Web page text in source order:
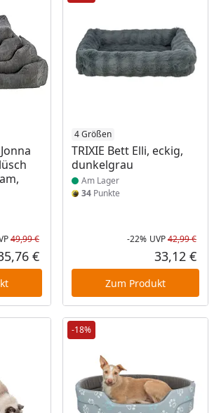
Rabatt in Prozent
Ursprünglicher Preis
49,99 €
Aktueller Preis
€
4 Größen
TRIXIE Bett Elli, eckig,
dunkelgrau
Produkt am Lager
Am Lager
34Punkte
-22% UVP42,99 €
33,12 €
Zum Produkt
-18%